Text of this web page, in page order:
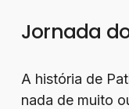
Jornada
A história de
nada de muito